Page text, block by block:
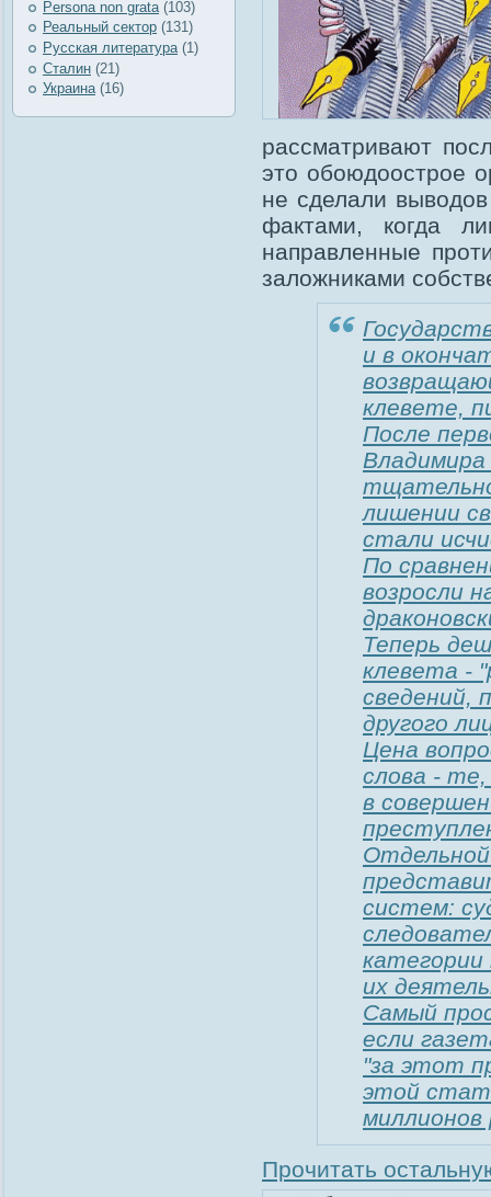
Рersona non grata (103)
Реальный сектор (131)
Русская литература (1)
Сталин (21)
Украина(16)
рассматривают
это обоюдоострое
не сделали
фактами, когда
направленные
заложниками
и в
клевете,
После
лишении
стали
По
возросли
Теперь
клевета -
сведений,
другого
Цена
слова -
в
систем:
категории
их
Самый
если
"за этот
этой
миллионов
Прочитать